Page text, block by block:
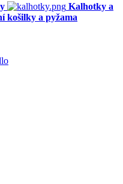
Kalhotky a
košilky a pyžama